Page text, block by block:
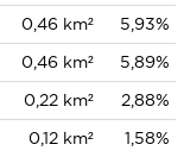
0,46 km²
5,93%
0,46 km²
5,89%
0,22 km²
2,88%
0,12 km²
1,58%